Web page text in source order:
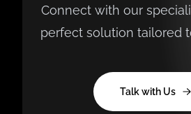
Connect with our
perfect solution tailored
Talk with Us